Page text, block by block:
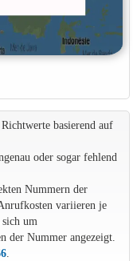
basierend auf
oder sogar fehlend
Nummern der
variieren je
um
der Nummer angezeigt.
.